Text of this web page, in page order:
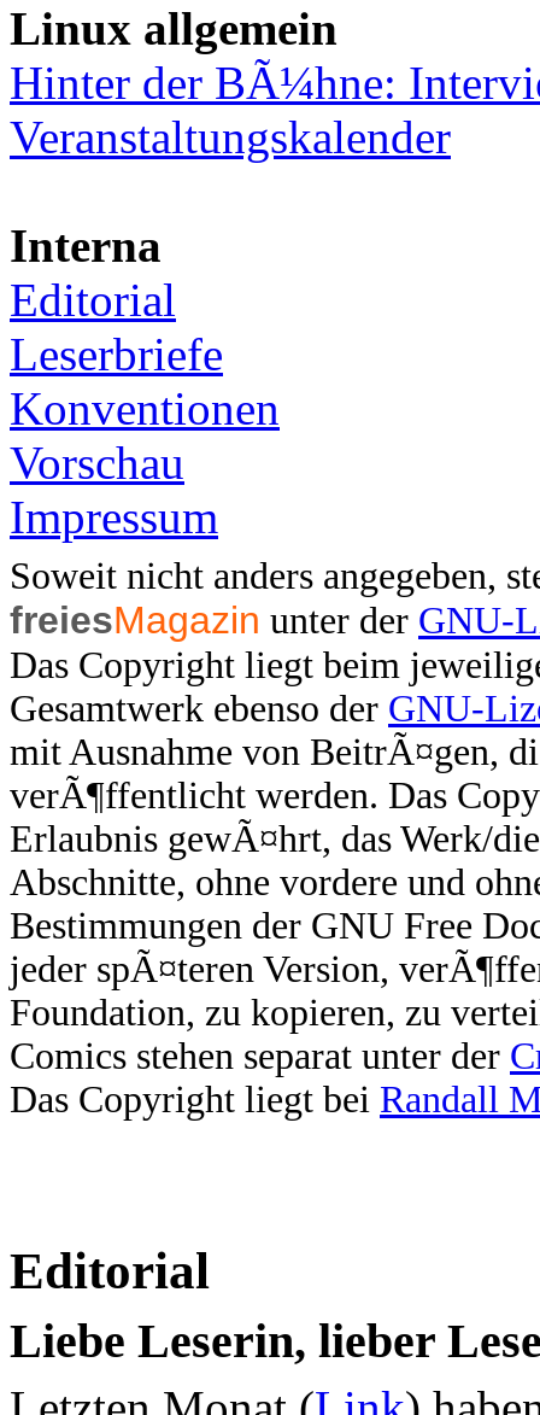
Linux allgemein
Hinter der BÃ¼hne:
Veranstaltungskalender
Interna
Editorial
Leserbriefe
Konventionen
Vorschau
Impressum
Soweit nicht anders angegeben,
freiesMagazin unter der GNU-
Das Copyright liegt beim
Gesamtwerk ebenso der GNU-
mit Ausnahme von BeitrÃ¤gen,
verÃ¶ffentlicht werden. Das
Erlaubnis gewÃ¤hrt, das Werk/
Abschnitte, ohne vordere und
Bestimmungen der GNU Free
jeder spÃ¤teren Version,
Foundation, zu kopieren, zu
Comics stehen separat unter der
Das Copyright liegt bei Randall
Editorial
Liebe Leserin, lieber